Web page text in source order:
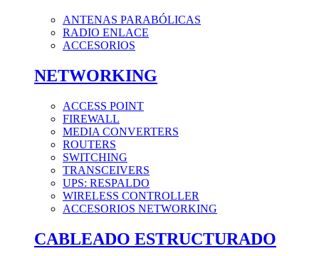
ANTENAS PARABÓLICAS
RADIO ENLACE
ACCESORIOS
NETWORKING
ACCESS POINT
FIREWALL
MEDIA CONVERTERS
ROUTERS
SWITCHING
TRANSCEIVERS
UPS: RESPALDO
WIRELESS CONTROLLER
ACCESORIOS NETWORKING
CABLEADO ESTRUCTURADO